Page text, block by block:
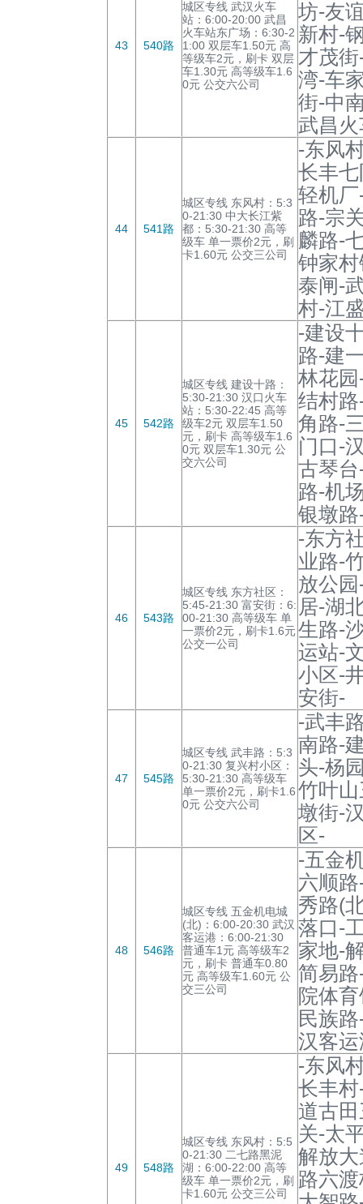
43 540路
城区专线 武汉火车
站：6:00-20:00 武昌
火车站东广场：6:30-2
1:00 双层车1.50元 高
等级车2元，刷卡 双层
车1.30元 高等级车1.6
0元 公交六公司
坊-友
新村-
才茂
湾-车
街-中
武昌
44 541路
城区专线 东风村：5:3
0-21:30 中大长江紫
都：5:30-21:30 高等
级车 单一票价2元，刷
卡1.60元 公交三公司
-东风
长丰
轻机
路-宗
麟路-
钟家
泰闸-
村-江
45 542路
城区专线 建设十路：
5:30-21:30 汉口火车
站：5:30-22:45 高等
级车2元 双层车1.50
元，刷卡 高等级车1.6
0元 双层车1.30元 公
交六公司
-建设
路-建
林花
结村
角路-
门口-
古琴
路-机
银墩
46 543路
城区专线 东方社区：
5:45-21:30 富安街：6:
00-21:30 高等级车 单
一票价2元，刷卡1.6元
公交一公司
-东方
业路-
放公
居-湖
生路-
运站-
小区-
安街-
47 545路
城区专线 武丰路：5:3
0-21:30 复兴村小区：
5:30-21:30 高等级车
单一票价2元，刷卡1.6
0元 公交六公司
-武丰
南路-
头-杨
竹叶
墩街-
区-
48 546路
城区专线 五金机电城
(北)：6:00-20:30 武汉
客运港：6:00-21:30
普通车1元 高等级车2
元，刷卡 普通车0.80
元 高等级车1.60元 公
交三公司
-五金
六顺
秀路(
落口-
家地-
简易
院体
民族
汉客
49 548路
城区专线 东风村：5:5
0-21:30 二七路黑泥
湖：6:00-22:00 高等
级车 单一票价2元，刷
卡1.60元 公交三公司
-东风
长丰
道古
关-太
解放
路六